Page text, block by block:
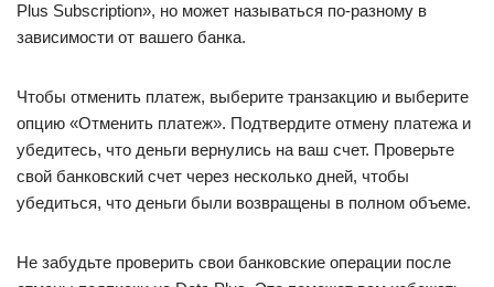
Plus Subscription», но может называться по-разному в
зависимости от вашего банка.
Чтобы отменить платеж, выберите транзакцию и выберите
опцию «Отменить платеж». Подтвердите отмену платежа и
убедитесь, что деньги вернулись на ваш счет. Проверьте
свой банковский счет через несколько дней, чтобы
убедиться, что деньги были возвращены в полном объеме.
Не забудьте проверить свои банковские операции после